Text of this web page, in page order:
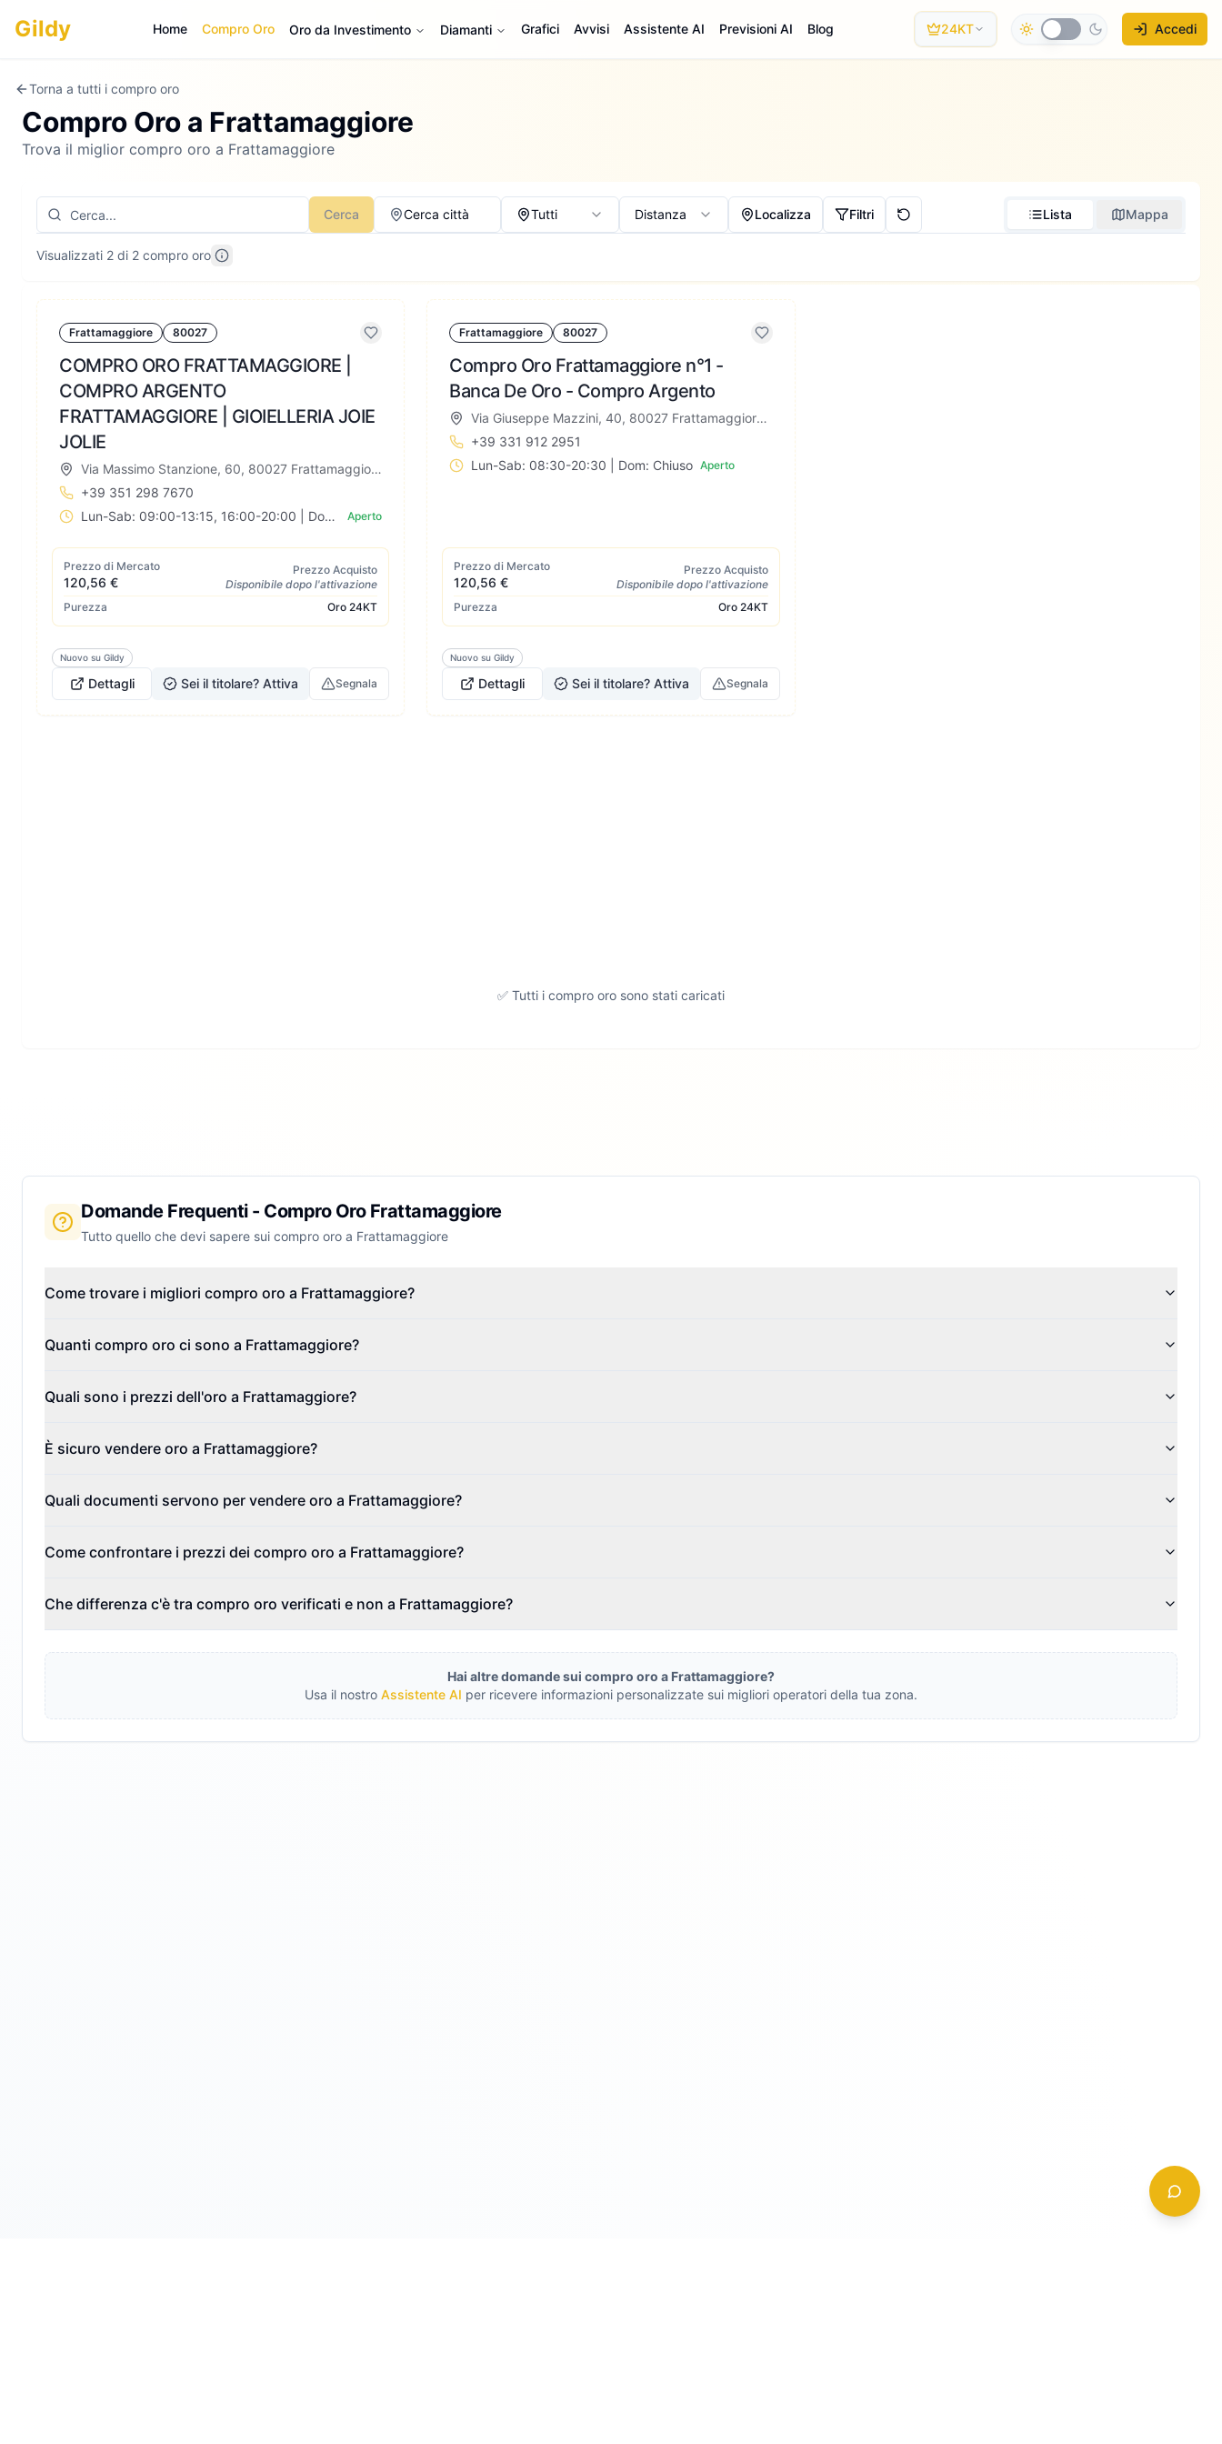
Gildy Home Compro Oro Oro da Investimento Diamanti Grafici Avvisi Assistente AI Previsioni AI Blog 24KT Accedi
Torna a tutti i compro oro
Compro Oro a Frattamaggiore
Trova il miglior compro oro a Frattamaggiore
Cerca Cerca città Tutti Distanza Localizza Filtri Lista Mappa
Visualizzati 2 di 2 compro oro
Frattamaggiore 80027
COMPRO ORO FRATTAMAGGIORE |
COMPRO ARGENTO
FRATTAMAGGIORE | GIOIELLERIA JOIE
JOLIE
Via Massimo Stanzione, 60, 80027 Frattamaggiore NA, Italia
+39 351 298 7670
Lun-Sab: 09:00-13:15, 16:00-20:00 | Dom: Chiuso
Aperto
Prezzo di Mercato
120,56 €
Prezzo Acquisto
Disponibile dopo l'attivazione
Purezza
Oro 24KT
Nuovo su Gildy
Dettagli Sei il titolare? Attiva Segnala
Frattamaggiore 80027
Compro Oro Frattamaggiore n°1 -
Banca De Oro - Compro Argento
Via Giuseppe Mazzini, 40, 80027 Frattamaggiore NA, Italia
+39 331 912 2951
Lun-Sab: 08:30-20:30 | Dom: Chiuso Aperto
Prezzo di Mercato
120,56 €
Prezzo Acquisto
Disponibile dopo l'attivazione
Purezza
Oro 24KT
Nuovo su Gildy
Dettagli Sei il titolare? Attiva Segnala
✅ Tutti i compro oro sono stati caricati
Domande Frequenti - Compro Oro Frattamaggiore
Tutto quello che devi sapere sui compro oro a Frattamaggiore
Come trovare i migliori compro oro a Frattamaggiore?
Quanti compro oro ci sono a Frattamaggiore?
Quali sono i prezzi dell'oro a Frattamaggiore?
È sicuro vendere oro a Frattamaggiore?
Quali documenti servono per vendere oro a Frattamaggiore?
Come confrontare i prezzi dei compro oro a Frattamaggiore?
Che differenza c'è tra compro oro verificati e non a Frattamaggiore?
Hai altre domande sui compro oro a Frattamaggiore?
Usa il nostro Assistente AI per ricevere informazioni personalizzate sui migliori operatori della tua zona.